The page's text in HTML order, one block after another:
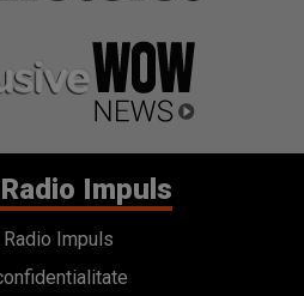
Impuls
Impuls